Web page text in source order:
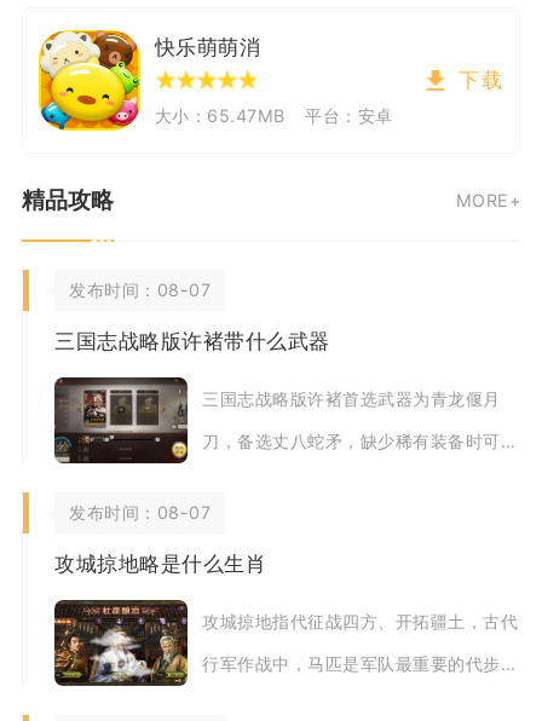
快乐萌萌消
大小：65.47MB 平台：安卓
下载
精品攻略 MORE+
发布时间：08-07
三国志战略版许褚带什么武器
三国志战略版许褚首选武器为青龙偃月
刀，备选丈八蛇矛，缺少稀有装备时可选
配不同战场环境
发布时间：08-07
攻城掠地略是什么生肖
攻城掠地指代征战四方、开拓疆土，古代
行军作战中，马匹是军队最重要的代步与